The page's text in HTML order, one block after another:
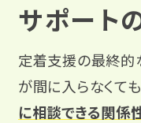
サポート
定着支援の最終的
が間に入らなくても
に相談できる関係